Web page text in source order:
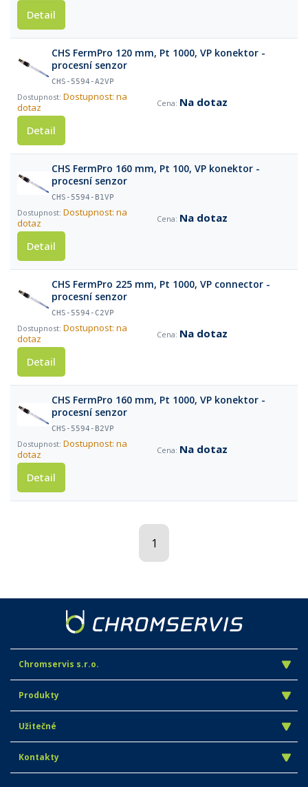
Detail
CHS FermPro 120 mm, Pt 1000, VP konektor -
procesní senzor
CHS-5594-A2VP
Dostupnost: na
dotaz
Na dotaz
Detail
CHS FermPro 160 mm, Pt 100, VP konektor -
procesní senzor
CHS-5594-B1VP
Dostupnost: na
dotaz
Na dotaz
Detail
CHS FermPro 225 mm, Pt 1000, VP connector -
procesní senzor
CHS-5594-C2VP
Dostupnost: na
dotaz
Na dotaz
Detail
CHS FermPro 160 mm, Pt 1000, VP konektor -
procesní senzor
CHS-5594-B2VP
Dostupnost: na
dotaz
Na dotaz
Detail
1
Chromservis s.r.o.
Produkty
Užitečné
Kontakty